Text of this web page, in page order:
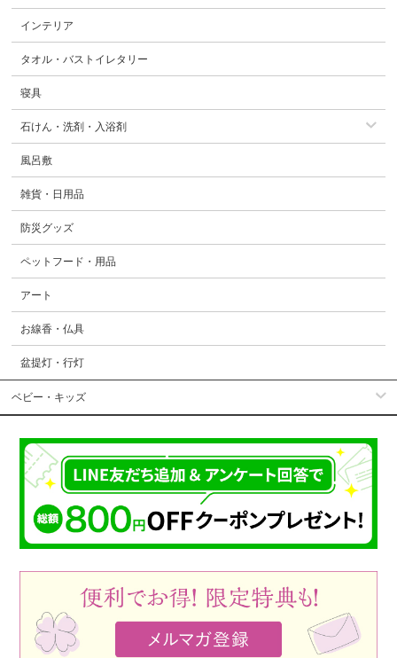
インテリア
タオル・バストイレタリー
寝具
石けん・洗剤・入浴剤
風呂敷
雑貨・日用品
防災グッズ
ペットフード・用品
アート
お線香・仏具
盆提灯・行灯
ベビー・キッズ